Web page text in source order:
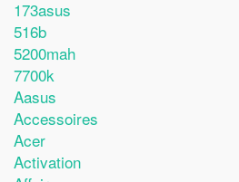
173asus
516b
5200mah
7700k
Aasus
Accessoires
Acer
Activation